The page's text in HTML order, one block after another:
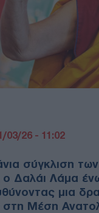
03/26 - 11:02
σύγκλιση
ο Δαλάι Λάμα
μια
στη Μέση